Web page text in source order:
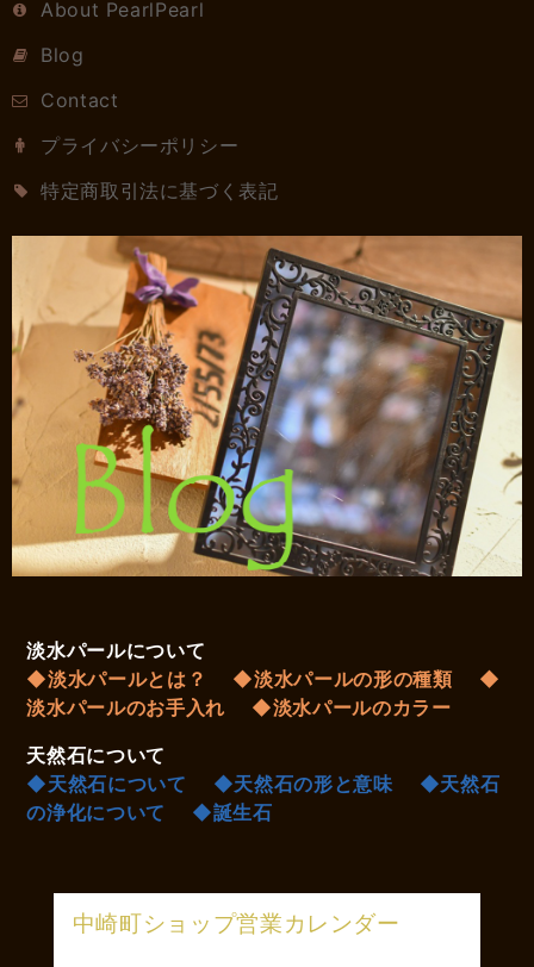
About PearlPearl
Blog
Contact
プライバシーポリシー
特定商取引法に基づく表記
淡水パールについて
◆淡水パールとは？
◆淡水パールの形の種類
◆
淡水パールのお手入れ
◆淡水パールのカラー
天然石について
◆天然石について
◆天然石の形と意味
◆天然石
の浄化について
◆誕生石
中崎町ショップ営業カレンダー